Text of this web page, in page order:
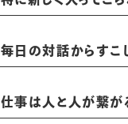
毎日の対話からすこ
仕事は人と人が繋が